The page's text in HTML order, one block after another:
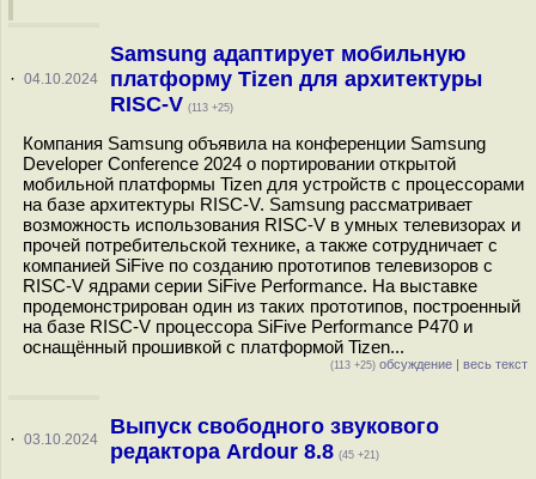
· 04.10.2024
Samsung адаптирует мобильную
платформу Tizen для архитектуры
RISC-V (113 +25)
Компания Samsung объявила на конференции Samsung
Developer Conference 2024 о портировании открытой
мобильной платформы Tizen для устройств с процессорами
на базе архитектуры RISC-V. Samsung рассматривает
возможность использования RISC-V в умных телевизорах и
прочей потребительской технике, а также сотрудничает с
компанией SiFive по созданию прототипов телевизоров с
RISC-V ядрами серии SiFive Performance. На выставке
продемонстрирован один из таких прототипов, построенный
на базе RISC-V процессора SiFive Performance P470 и
оснащённый прошивкой с платформой Tizen...
(113 +25) обсуждение | весь текст
· 03.10.2024
Выпуск свободного звукового
редактора Ardour 8.8 (45 +21)